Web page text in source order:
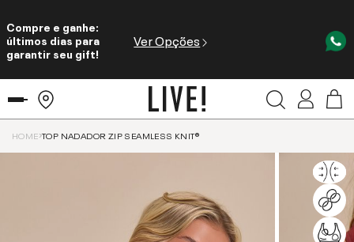
Compre e ganhe:
últimos dias para
garantir seu gift!
Ver Opções
HOME TOP NADADOR ZIP SEAMLESS KNIT®